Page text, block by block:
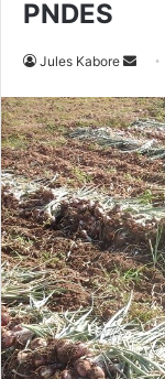
PNDES
Jules Kabore
v
o
y
e
r
u
n
c
o
u